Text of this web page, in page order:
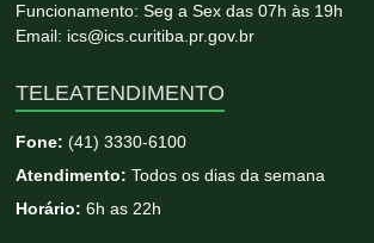
Funcionamento: Seg a Sex das 07h às 19h
Email: ics@ics.curitiba.pr.gov.br
TELEATENDIMENTO
Fone:(41) 3330-6100
Atendimento: Todos os dias da semana
Horário: 6h as 22h